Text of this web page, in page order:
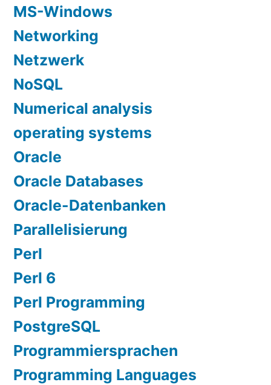
MS-Windows
Networking
Netzwerk
NoSQL
Numerical analysis
operating systems
Oracle
Oracle Databases
Oracle-Datenbanken
Parallelisierung
Perl
Perl 6
Perl Programming
PostgreSQL
Programmiersprachen
Programming Languages